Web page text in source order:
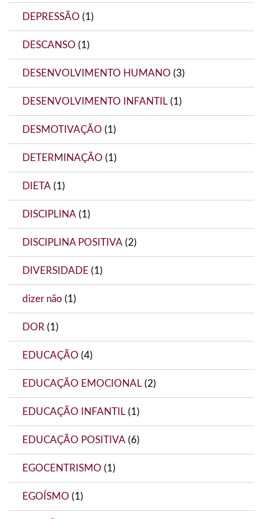
DEPRESSÃO (1)
DESCANSO (1)
DESENVOLVIMENTO HUMANO (3)
DESENVOLVIMENTO INFANTIL (1)
DESMOTIVAÇÃO (1)
DETERMINAÇÃO (1)
DIETA (1)
DISCIPLINA (1)
DISCIPLINA POSITIVA (2)
DIVERSIDADE (1)
dizer não (1)
DOR (1)
EDUCAÇÃO (4)
EDUCAÇÃO EMOCIONAL (2)
EDUCAÇÃO INFANTIL (1)
EDUCAÇÃO POSITIVA (6)
EGOCENTRISMO (1)
EGOÍSMO (1)